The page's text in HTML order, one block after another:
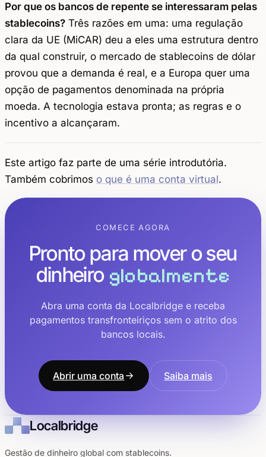
Por que os bancos de repente se interessaram pelas
stablecoins? Três razões em uma: uma regulação
clara da UE (MiCAR) deu a eles uma estrutura dentro
da qual construir, o mercado de stablecoins de dólar
provou que a demanda é real, e a Europa quer uma
opção de pagamentos denominada na própria
moeda. A tecnologia estava pronta; as regras e o
incentivo a alcançaram.
Este artigo faz parte de uma série introdutória.
Também cobrimos o que é uma conta virtual.
COMECE AGORA
Pronto para mover o seu
dinheiro globalmente
Abra uma conta da Localbridge e receba
pagamentos transfronteiriços sem o atrito dos
bancos locais.
Abrir uma conta Saiba mais
Localbridge
Gestão de dinheiro global com stablecoins.